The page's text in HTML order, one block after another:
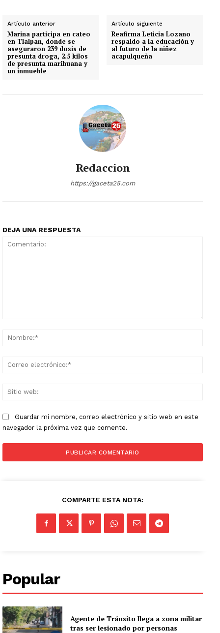
Artículo anterior
Marina participa en cateo
en Tlalpan, donde se
aseguraron 239 dosis de
presunta droga, 2.5 kilos
de presunta marihuana y
un inmueble
Artículo siguiente
Reafirma Leticia Lozano
respaldo a la educación y
al futuro de la niñez
acapulqueña
Redaccion
https://gaceta25.com
DEJA UNA RESPUESTA
Guardar mi nombre, correo electrónico y sitio web en este
navegador la próxima vez que comente.
COMPARTE ESTA NOTA:
Popular
Agente de Tránsito llega a zona militar
tras ser lesionado por personas